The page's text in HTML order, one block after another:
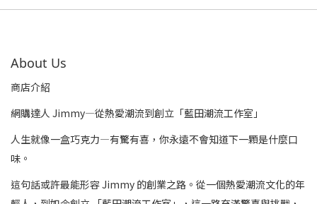
About Us
商店介紹
網購達人 Jimmy—從熱愛潮流到創立「藍田潮流工作室」
人生就像一盒巧克力—有驚有喜，你永遠不會知道下一顆是什麼口
味。
這句話或許最能形容 Jimmy 的創業之路。從一個熱愛潮流文化的年